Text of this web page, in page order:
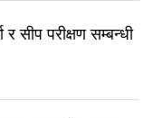
र सीप परीक्षण सम्बन्धी